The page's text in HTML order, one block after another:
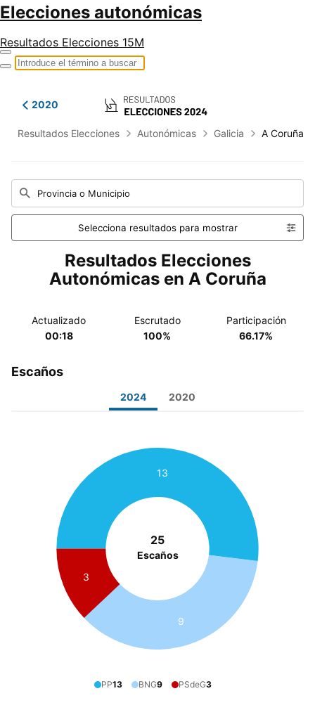
Elecciones autonómicas
Resultados Elecciones 15M
2020
Resultados Elecciones Autonómicas Galicia A Coruña
Provincia o Municipio
Selecciona resultados para mostrar
Resultados Elecciones
Autonómicas en A Coruña
Actualizado
00:18
Escrutado
100%
Participación
66.17%
Escaños
2024 2020
25
Escaños
13
9
3
PP13 BNG9 PSdeG3